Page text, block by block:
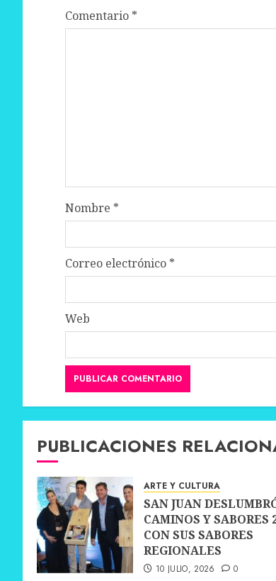
Comentario *
Nombre *
Correo electrónico *
Web
PUBLICACIONES
ARTE Y CULTURA
SAN JUAN
CAMINOS Y SABORES
CON SUS SABORES
REGIONALES
10 JULIO, 2026 0